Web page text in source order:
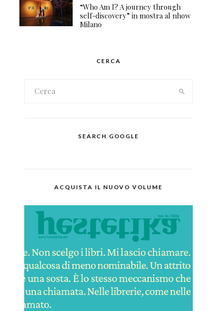
“Who Am I? A journey through
self-discovery” in mostra al nhow
Milano
CERCA
SEARCH GOOGLE
ACQUISTA IL NUOVO VOLUME